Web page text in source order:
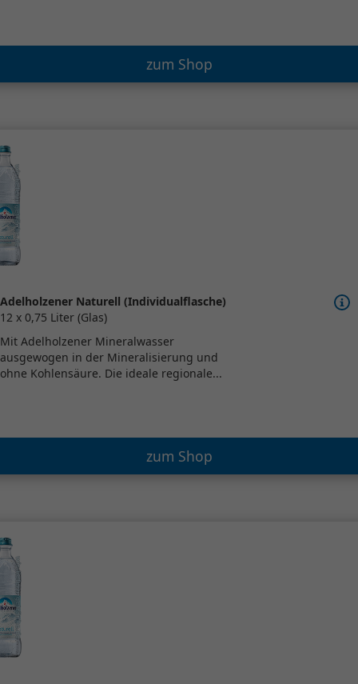
zum Shop
Adelholzener Naturell (Individualflasche)
12 x 0,75 Liter (Glas)
Mit Adelholzener Mineralwasser
ausgewogen in der Mineralisierung und
ohne Kohlensäure. Die ideale regionale...
zum Shop